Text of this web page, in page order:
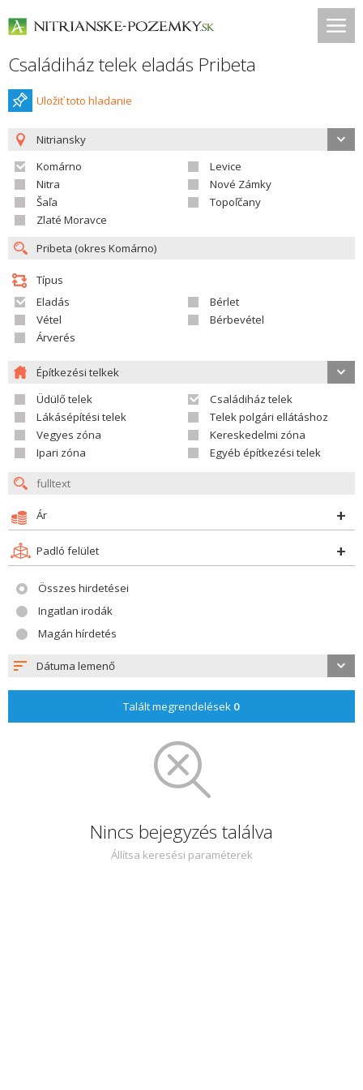
Családiház telek eladás Pribeta
Uložiť toto hladanie
Nitriansky
Komárno
Levice
Nitra
Nové Zámky
Šaľa
Topoľčany
Zlaté Moravce
Típus
Eladás
Bérlet
Vétel
Bérbevétel
Árverés
Építkezési telkek
Üdülő telek
Családiház telek
Lákásépítési telek
Telek polgári ellátáshoz
Vegyes zóna
Kereskedelmi zóna
Ipari zóna
Egyéb építkezési telek
Ár
Padló felület
Összes hirdetései
Ingatlan irodák
Magán hírdetés
Dátuma lemenő
Talált megrendelések 0
Nincs bejegyzés találva
Állítsa keresési paraméterek